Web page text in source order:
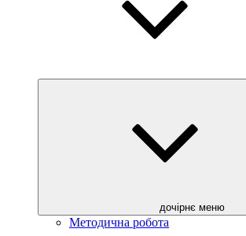
дочірнє меню
Методична робота